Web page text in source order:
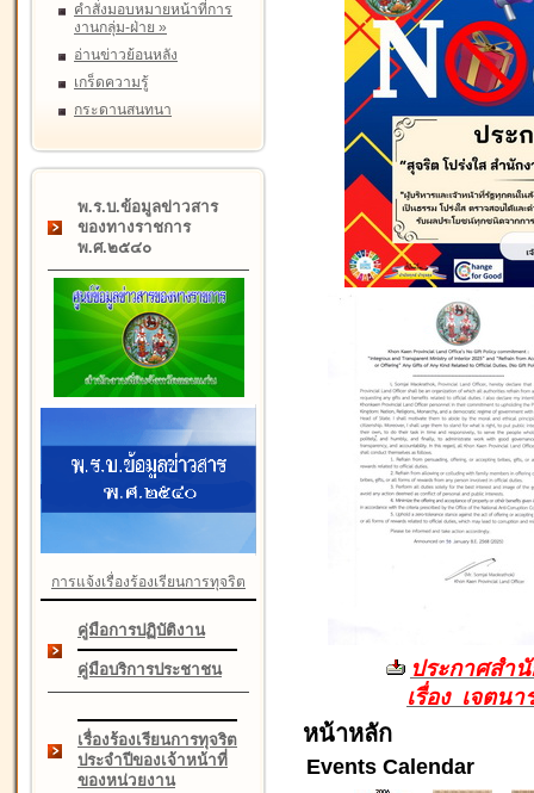
คำสั่งมอบหมายหน้าที่การ
งานกลุ่ม-ฝ่าย »
อ่านข่าวย้อนหลัง
เกร็ดความรู้
กระดานสนทนา
พ.ร.บ.ข้อมูลข่าวสาร
ของทางราชการ
พ.ศ.๒๕๔๐
การแจ้งเรื่องร้องเรียนการทุจริต
คู่มือการปฏิบัติงาน
คู่มือบริการประชาชน
เรื่องร้องเรียนการทุจริต
ประจำปีของเจ้าหน้าที่
ของหน่วยงาน
ประกาศสำ
เรื่อง เจตน
หน้าหลัก
Events Calendar